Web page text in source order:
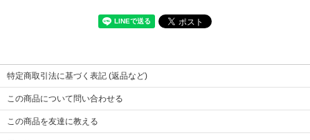
特定商取引法に基づく表記 (返品など)
この商品について問い合わせる
この商品を友達に教える